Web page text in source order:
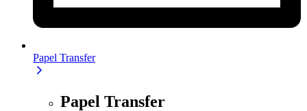
Papel Transfer
Papel Transfer